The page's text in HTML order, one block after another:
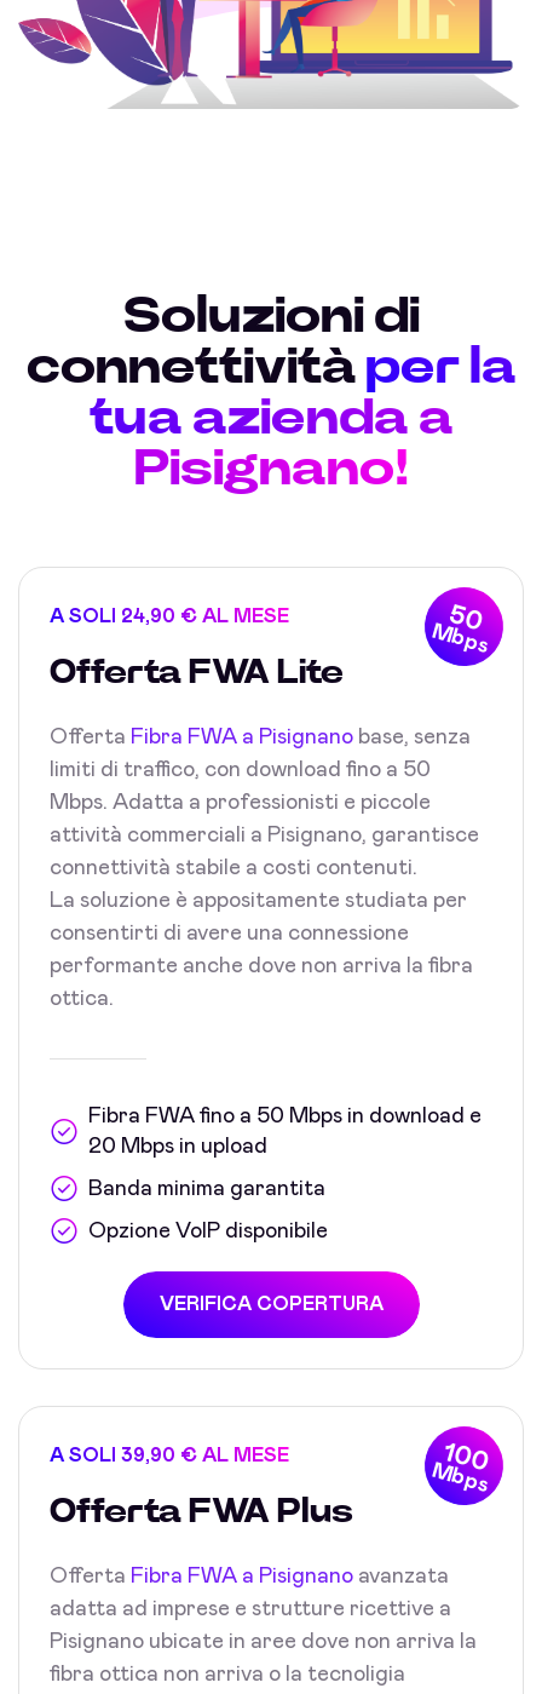
Soluzioni di
connettività per la
tua azienda a
Pisignano!
50
Mbps
A SOLI 24,90 € AL MESE
Offerta FWA Lite
Offerta Fibra FWA a Pisignano base, senza
limiti di traffico, con download fino a 50
Mbps. Adatta a professionisti e piccole
attività commerciali a Pisignano, garantisce
connettività stabile a costi contenuti.
La soluzione è appositamente studiata per
consentirti di avere una connessione
performante anche dove non arriva la fibra
ottica.
Fibra FWA fino a 50 Mbps in download e
20 Mbps in upload
Banda minima garantita
Opzione VoIP disponibile
VERIFICA COPERTURA
100
Mbps
A SOLI 39,90 € AL MESE
Offerta FWA Plus
Offerta Fibra FWA a Pisignano avanzata
adatta ad imprese e strutture ricettive a
Pisignano ubicate in aree dove non arriva la
fibra ottica non arriva o la tecnoligia